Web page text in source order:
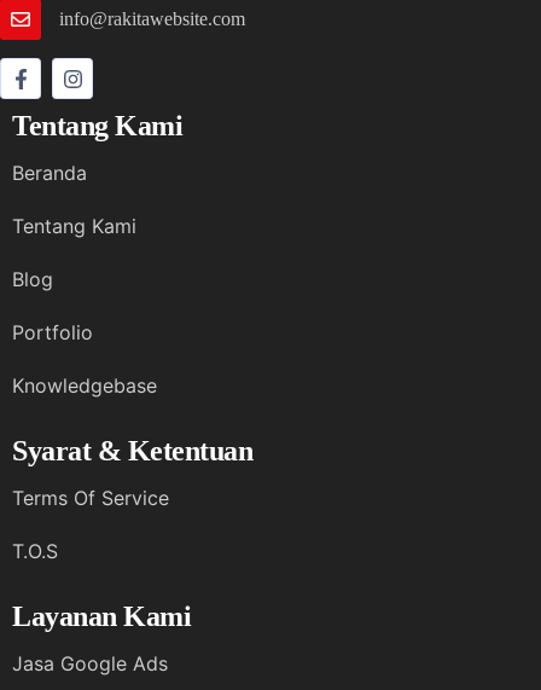
info@rakitawebsite.com
Tentang Kami
Beranda
Tentang Kami
Blog
Portfolio
Knowledgebase
Syarat & Ketentuan
Terms Of Service
T.O.S
Layanan Kami
Jasa Google Ads